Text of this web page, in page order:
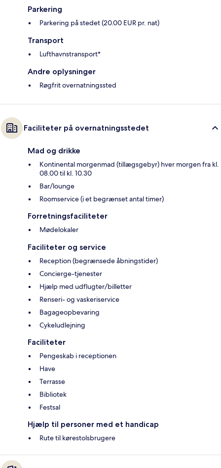
Parkering
Parkering på stedet (20.00 EUR pr. nat)
Transport
Lufthavnstransport*
Andre oplysninger
Røgfrit overnatningssted
Faciliteter på overnatningsstedet
Mad og drikke
Kontinental morgenmad (tillægsgebyr) hver morgen fra kl.
08.00 til kl. 10.30
Bar/lounge
Roomservice (i et begrænset antal timer)
Forretningsfaciliteter
Mødelokaler
Faciliteter og service
Reception (begrænsede åbningstider)
Concierge-tjenester
Hjælp med udflugter/billetter
Renseri- og vaskeriservice
Bagageopbevaring
Cykeludlejning
Faciliteter
Pengeskab i receptionen
Have
Terrasse
Bibliotek
Festsal
Hjælp til personer med et handicap
Rute til kørestolsbrugere